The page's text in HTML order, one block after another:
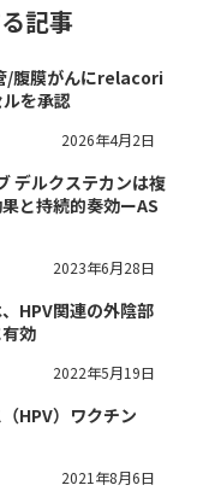
記事
/腹膜がんにrelacori
を承認
2026年4月2日
デルクステカンは複
と持続的奏効ーAS
2023年6月28日
HPV関連の外陰部
効
2022年5月19日
HPV）ワクチン
2021年8月6日